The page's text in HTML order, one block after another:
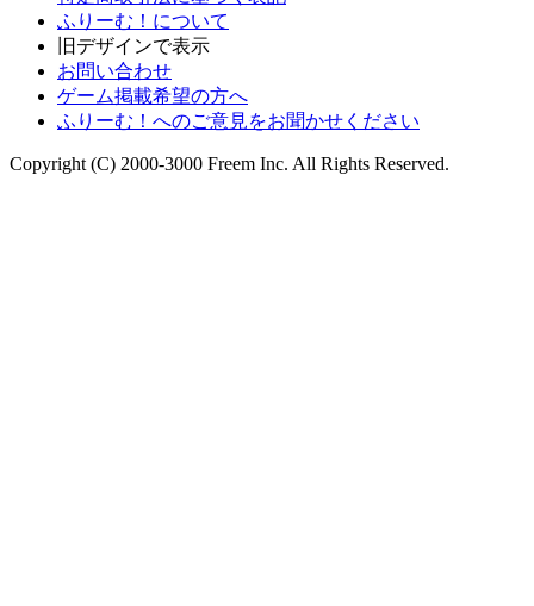
ふりーむ！について
旧デザインで表示
お問い合わせ
ゲーム掲載希望の方へ
ふりーむ！へのご意見をお聞かせください
Copyright (C) 2000-3000 Freem Inc. All Rights Reserved.